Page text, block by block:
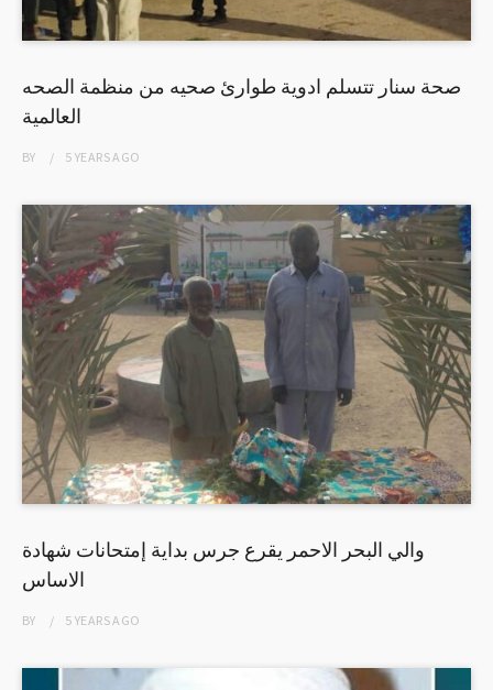
صحة سنار تتسلم ادوية طوارئ صحيه من منظمة الصحه
العالمية
BY 5 YEARSAGO
والي البحر الاحمر يقرع جرس بداية إمتحانات شهادة
الاساس
BY 5 YEARSAGO